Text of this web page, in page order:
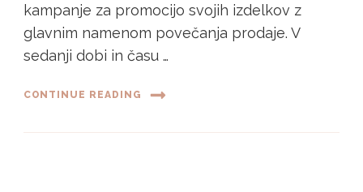
kampanje za promocijo svojih izdelkov z
glavnim namenom povečanja prodaje. V
sedanji dobi in času …
CONTINUE READING